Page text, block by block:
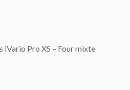
iVario Pro XS – Four mixte